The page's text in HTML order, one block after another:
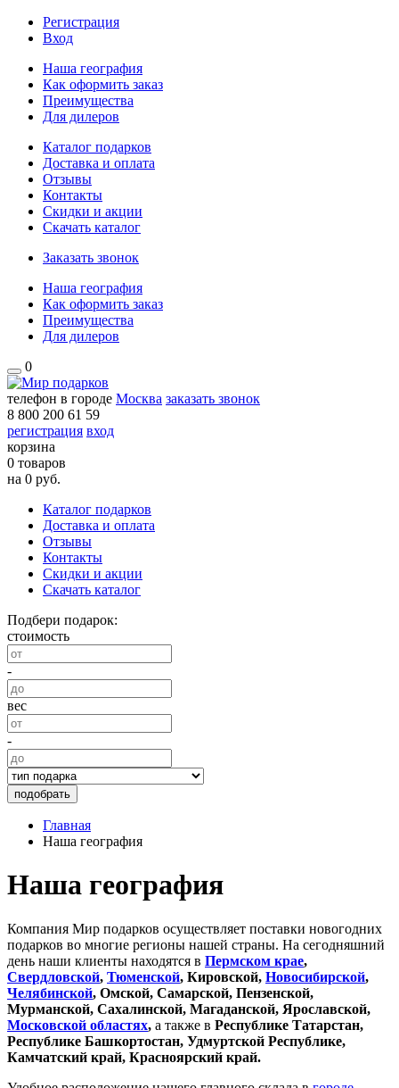
Регистрация
Вход
Наша география
Как оформить заказ
Преимущества
Для дилеров
Каталог подарков
Доставка и оплата
Отзывы
Контакты
Скидки и акции
Скачать каталог
Заказать звонок
Наша география
Как оформить заказ
Преимущества
Для дилеров
0
телефон в городе Москва заказать звонок
8 800 200 61 59
регистрация вход
корзина
0 товаров
на 0 руб.
Каталог подарков
Доставка и оплата
Отзывы
Контакты
Скидки и акции
Скачать каталог
Подбери подарок:
стоимость
-
вес
-
подобрать
Главная
Наша география
Наша география
Компания Мир подарков осуществляет поставки новогодних
подарков во многие регионы нашей страны. На сегодняшний
день наши клиенты находятся в Пермском крае,
Свердловской, Тюменской, Кировской, Новосибирской,
Челябинской, Омской, Самарской, Пензенской,
Мурманской, Сахалинской, Магаданской, Ярославской,
Московской областях, а также в Республике Татарстан,
Республике Башкортостан, Удмуртской Республике,
Камчатский край, Красноярский край.